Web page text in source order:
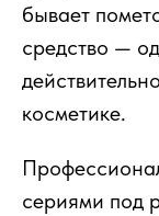
бывает
средство —
косметике.
сериями под